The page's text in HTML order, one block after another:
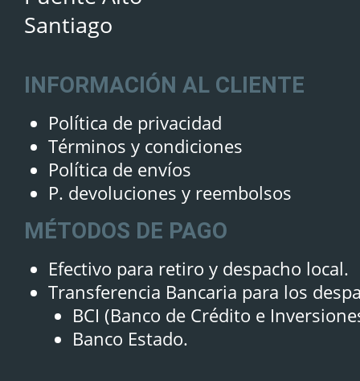
Santiago
INFORMACIÓN AL CLIENTE
Política de privacidad
Términos y condiciones
Política de envíos
P. devoluciones y reembolsos
MÉTODOS DE PAGO
Efectivo para retiro y despacho local.
Transferencia Bancaria para los
BCI (Banco de Crédito e
Banco Estado.